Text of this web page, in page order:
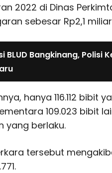
2022 di Dinas
sebesar Rp2,1
BLUD Bangkinang, Polisi
hanya 116.112 bibit
109.023 bibit
yang berlaku.
tersebut